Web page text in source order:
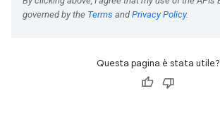
Questa pagina è stata utile?